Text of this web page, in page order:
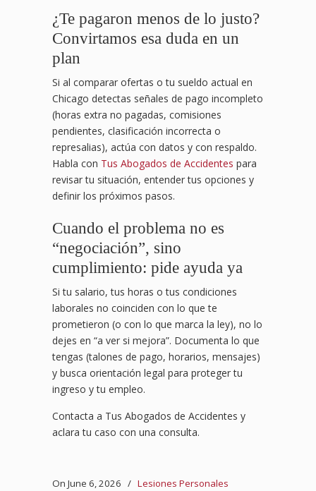
¿Te pagaron menos de lo justo?
Convirtamos esa duda en un
plan
Si al comparar ofertas o tu sueldo actual en
Chicago detectas señales de pago incompleto
(horas extra no pagadas, comisiones
pendientes, clasificación incorrecta o
represalias), actúa con datos y con respaldo.
Habla con Tus Abogados de Accidentes para
revisar tu situación, entender tus opciones y
definir los próximos pasos.
Cuando el problema no es
“negociación”, sino
cumplimiento: pide ayuda ya
Si tu salario, tus horas o tus condiciones
laborales no coinciden con lo que te
prometieron (o con lo que marca la ley), no lo
dejes en “a ver si mejora”. Documenta lo que
tengas (talones de pago, horarios, mensajes)
y busca orientación legal para proteger tu
ingreso y tu empleo.
Contacta a Tus Abogados de Accidentes y
aclara tu caso con una consulta.
On June 6, 2026 / Lesiones Personales